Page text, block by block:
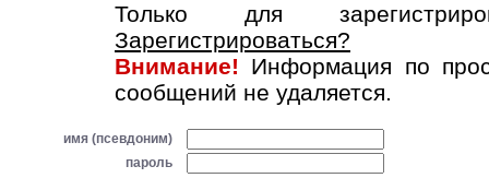
Только для
Зарегистрироваться?
Внимание! Информация по
сообщений не удаляется.
имя (псевдоним)
пароль